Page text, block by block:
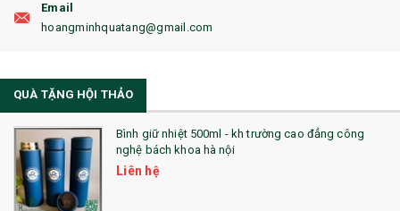
19. ĐỒNG HỒ TREO TƯỜNG
22. ĐỒNG HỒ ĐỂ BÀN
23. QÙA TẶNG ĐỘC ĐÁO
24. QÙA TẶNG PHA LÊ
25. QUÀ TẶNG GLASSLOCK
Email
hoangminhquatang@gmail.com
QUÀ TẶNG HỘI THẢO
Bình giữ nhiệt 500ml - kh trường cao đẳng công
nghệ bách khoa hà nội
Liên hệ